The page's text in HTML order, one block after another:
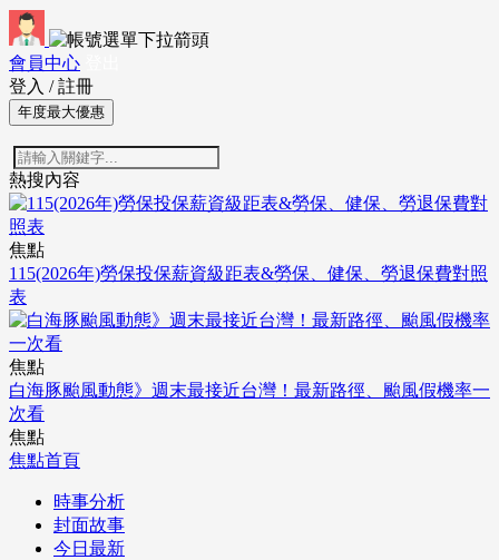
會員中心
登入 / 註冊
年度最大優惠
熱搜內容
焦點
115(2026年)勞保投保薪資級距表&勞保、健保、勞退保費對照
表
焦點
白海豚颱風動態》週末最接近台灣！最新路徑、颱風假機率一
次看
焦點
焦點首頁
時事分析
封面故事
今日最新